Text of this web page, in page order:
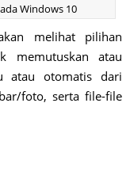
Windows 10
melihat pilihan
memutuskan atau
atau otomatis dari
foto, serta file-file